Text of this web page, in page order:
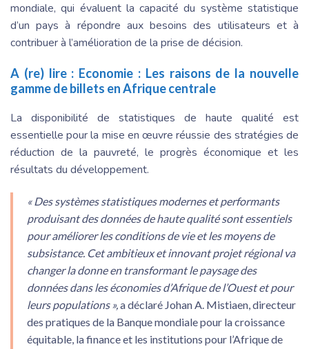
mondiale, qui évaluent la capacité du système statistique
d’un pays à répondre aux besoins des utilisateurs et à
contribuer à l’amélioration de la prise de décision.
A (re) lire : Economie : Les raisons de la nouvelle
gamme de billets en Afrique centrale
La disponibilité de statistiques de haute qualité est
essentielle pour la mise en œuvre réussie des stratégies de
réduction de la pauvreté, le progrès économique et les
résultats du développement.
« Des systèmes statistiques modernes et performants
produisant des données de haute qualité sont essentiels
pour améliorer les conditions de vie et les moyens de
subsistance. Cet ambitieux et innovant projet régional va
changer la donne en transformant le paysage des
données dans les économies d’Afrique de l’Ouest et pour
leurs populations »,a déclaré Johan A. Mistiaen, directeur
des pratiques de la Banque mondiale pour la croissance
équitable, la finance et les institutions pour l’Afrique de